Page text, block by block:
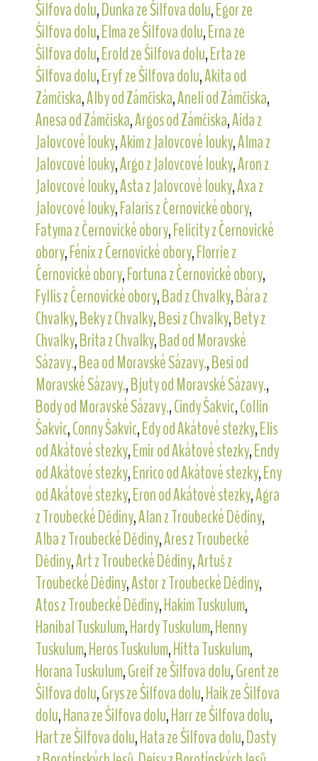
Šilfova dolu,Dunka ze Šilfova dolu,Egor ze
Šilfova dolu,Elma ze Šilfova dolu,Erna ze
Šilfova dolu,Erold ze Šilfova dolu,Erta ze
Šilfova dolu,Eryf ze Šilfova dolu,Akita od
Zámčiska,Alby od Zámčiska,Aneli od Zámčiska,
Anesa od Zámčiska,Argos od Zámčiska,Aida z
Jalovcové louky,Akim z Jalovcové louky,Alma z
Jalovcové louky,Argo z Jalovcové louky,Aron z
Jalovcové louky,Asta z Jalovcové louky,Axa z
Jalovcové louky,Falaris z Černovické obory,
Fatyma z Černovické obory,Felicity z Černovické
obory,Fénix z Černovické obory,Florrie z
Černovické obory,Fortuna z Černovické obory,
Fyllis z Černovické obory,Bad z Chvalky,Bára z
Chvalky,Beky z Chvalky,Besi z Chvalky,Bety z
Chvalky,Brita z Chvalky,Bad od Moravské
Sázavy.,Bea od Moravské Sázavy.,Besi od
Moravské Sázavy.,Bjuty od Moravské Sázavy.,
Body od Moravské Sázavy.,Cindy Šakvic,Collin
Šakvic,Conny Šakvic,Edy od Akátové stezky,Elis
od Akátové stezky,Emir od Akátové stezky,Endy
od Akátové stezky,Enrico od Akátové stezky,Eny
od Akátové stezky,Eron od Akátové stezky,Agra
z Troubecké Dědiny,Alan z Troubecké Dědiny,
Alba z Troubecké Dědiny,Ares z Troubecké
Dědiny,Art z Troubecké Dědiny,Artuš z
Troubecké Dědiny,Astor z Troubecké Dědiny,
Atos z Troubecké Dědiny,Hakim Tuskulum,
Hanibal Tuskulum,Hardy Tuskulum,Henny
Tuskulum,Heros Tuskulum,Hitta Tuskulum,
Horana Tuskulum,Greif ze Šilfova dolu,Grent ze
Šilfova dolu,Grys ze Šilfova dolu,Haik ze Šilfova
dolu,Hana ze Šilfova dolu,Harr ze Šilfova dolu,
Hart ze Šilfova dolu,Hata ze Šilfova dolu,Dasty